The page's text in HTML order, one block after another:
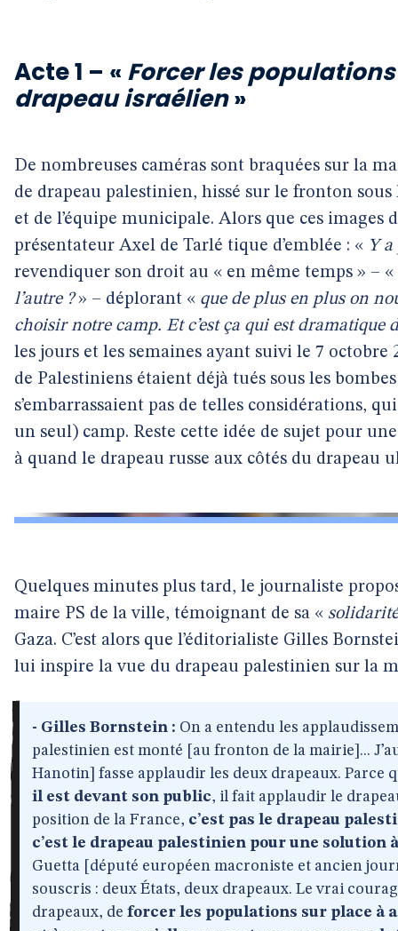
Acte 1 – «Forcer les
drapeau israélien»
De nombreuses caméras sont braquées sur la
de drapeau palestinien, hissé sur le fronton
et de l’équipe municipale. Alors que ces
présentateur Axel de Tarlé tique d’emblée : « Y
revendiquer son droit au « en même temps » – «
l’autre ?» – déplorant « que de plus en plus on
choisir notre camp. Et c’est ça qui est dramatique
les jours et les semaines ayant suivi le 7 octobre
de Palestiniens étaient déjà tués sous les
s’embarrassaient pas de telles considérations,
un seul) camp. Reste cette idée de sujet pour
à quand le drapeau russe aux côtés du drapeau
Quelques minutes plus tard, le journaliste
maire PS de la ville, témoignant de sa «
Gaza. C’est alors que l’éditorialiste Gilles
lui inspire la vue du drapeau palestinien sur la
- Gilles Bornstein : On a entendu les
palestinien est monté [au fronton de la mairie]...
Hanotin] fasse applaudir les deux drapeaux. Parce
il est devant son public, il fait applaudir le
position de la France, c’est pas le drapeau
c’est le drapeau palestinien pour une solution
Guetta [député européen macroniste et ancien
souscris : deux États, deux drapeaux. Le vrai
drapeaux, de forcer les populations sur place à